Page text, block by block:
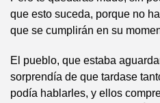
que esto suceda, porque no
que se cumplirán en su
El pueblo, que estaba
sorprendía de que tardase
podía hablarles, y ellos